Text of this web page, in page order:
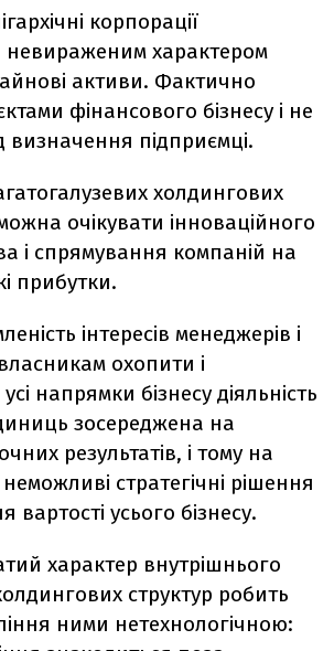
корпорації
невираженим характером
активи. Фактично
фінансового бізнесу і не
визначення підприємці.
холдингових
очікувати інноваційного
і спрямування компаній на
прибутки.
інтересів менеджерів і
охопити і
напрямки бізнесу діяльність
зосереджена на
результатів, і тому на
стратегічні рішення
вартості усього бізнесу.
характер внутрішнього
структур робить
ними нетехнологічною: